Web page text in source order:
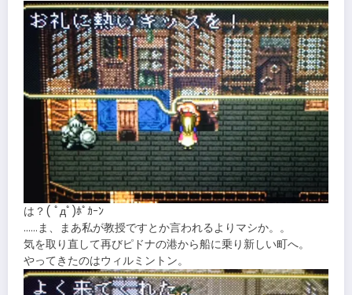
は？( ﾟдﾟ)ﾎﾟｶｰﾝ
……ま、まあ私が教授ですとか言われるよりマシか。。
気を取り直して再びピドナの港から船に乗り新しい町へ。
やってきたのはウィルミントン。